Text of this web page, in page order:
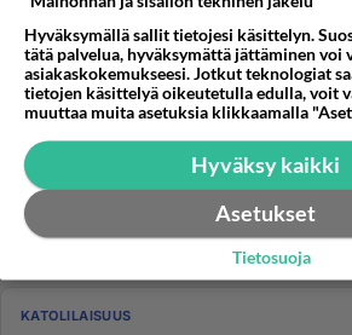
KATOLILAISUUS
Hyväksymällä sallit tietojesi käsittelyn.
tätä palvelua, hyväksymättä jättäminen voi
asiakaskokemukseesi. Jotkut teknologiat
tietojen käsittelyä oikeutetulla edulla, voit
muuttaa muita asetuksia klikkaamalla
Hyväksy kaikki
Asetukset
Tietosuoja